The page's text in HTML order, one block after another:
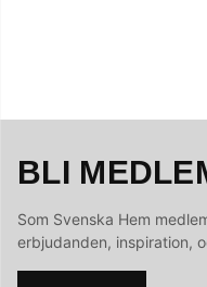
BLI
Som Svenska Hem
erbjudanden, inspiration,